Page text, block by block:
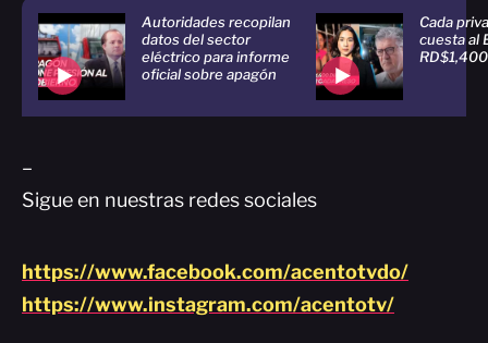
Autoridades recopilan
datos del sector
eléctrico para informe
oficial sobre apagón
Cada
cuesta al
–
Sigue en nuestras redes sociales
https://www.facebook.com/acentotvdo/
https://www.instagram.com/acentotv/